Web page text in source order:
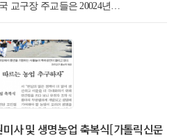
교구장 주교들은 20024년…
사 및 생명농업 축복식[가톨릭신문